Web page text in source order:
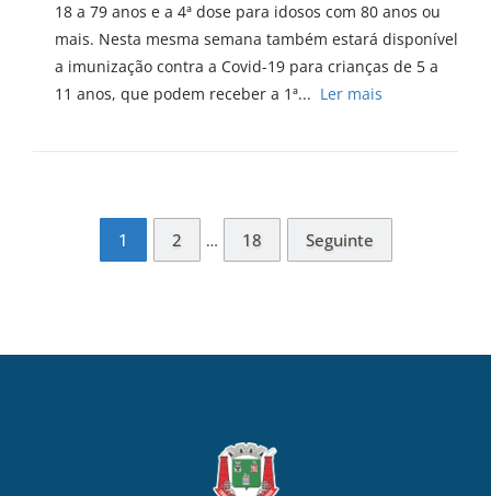
18 a 79 anos e a 4ª dose para idosos com 80 anos ou
mais. Nesta mesma semana também estará disponível
a imunização contra a Covid-19 para crianças de 5 a
11 anos, que podem receber a 1ª... Ler mais
1 2 … 18 Seguinte